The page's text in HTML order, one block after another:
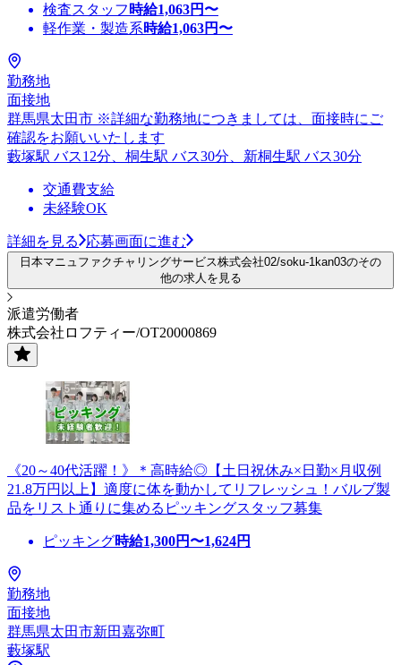
検査スタッフ 時給1,063円〜
軽作業・製造系時給1,063円〜
勤務地
面接地
群馬県太田市 ※詳細な勤務地につきましては、面接時にご
確認をお願いいたします
藪塚駅 バス12分、桐生駅 バス30分、新桐生駅 バス30分
交通費支給
未経験OK
詳細を見る 応募画面に進む
日本マニュファクチャリングサービス株式会社02/soku-1kan03のその
他の求人を見る
派遣労働者
株式会社ロフティー/OT20000869
《20～40代活躍！》＊高時給◎【土日祝休み×日勤×月収例
21.8万円以上】適度に体を動かしてリフレッシュ！バルブ製
品をリスト通りに集めるピッキングスタッフ募集
ピッキング時給1,300円〜1,624円
勤務地
面接地
群馬県太田市新田嘉弥町
藪塚駅